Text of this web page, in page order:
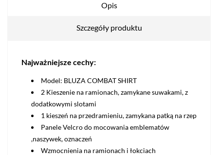
Opis
Szczegóły produktu
Najważniejsze cechy:
Model: BLUZA COMBAT SHIRT
2 Kieszenie na ramionach, zamykane suwakami, z
dodatkowymi slotami
1 kieszeń na przedramieniu, zamykana patką na rzep
Panele Velcro do mocowania emblematów
,naszywek, oznaczeń
Wzmocnienia na ramionach i łokciach